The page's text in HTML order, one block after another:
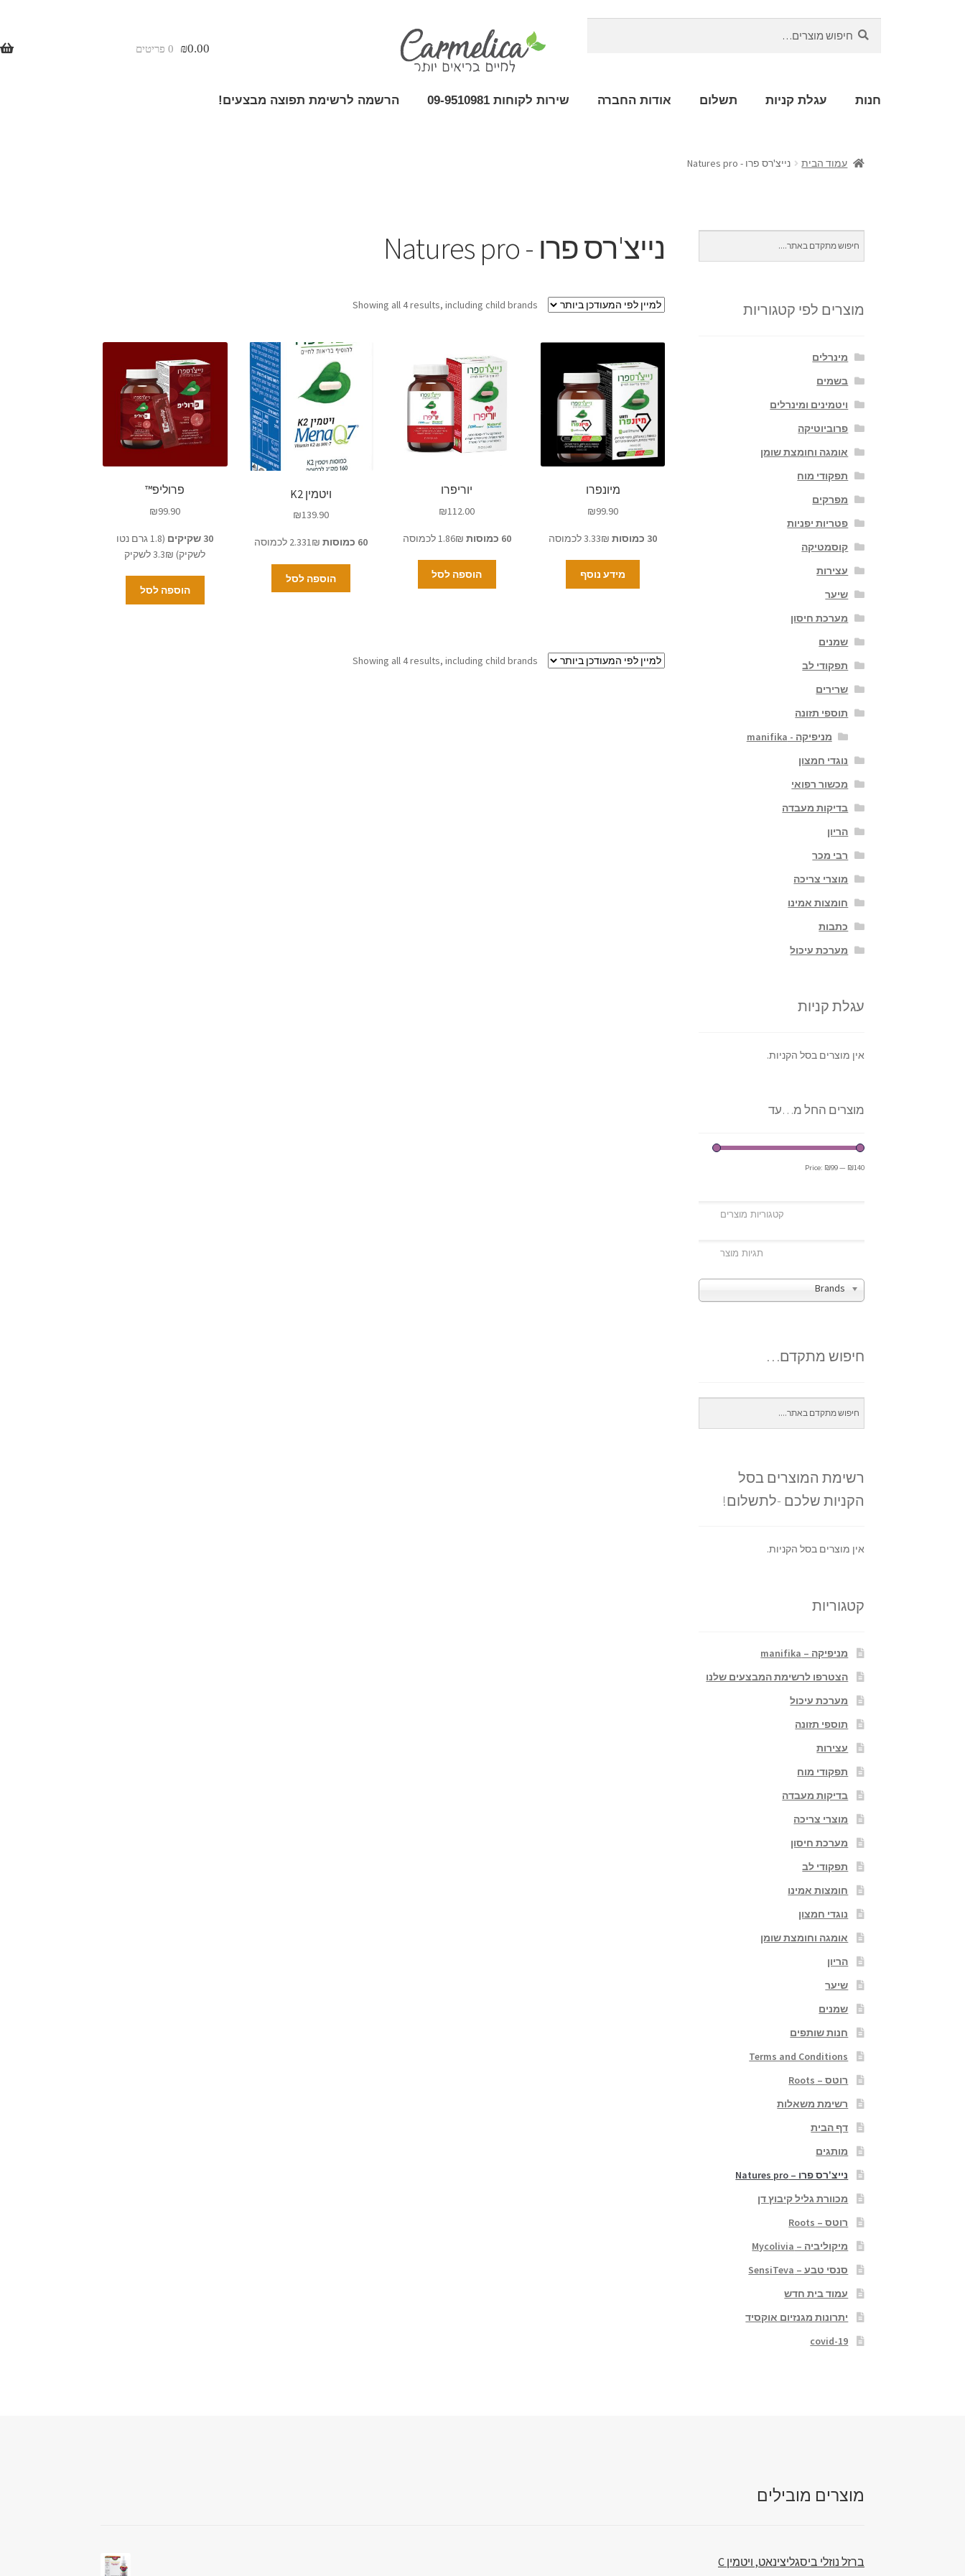
₪0.00 0 פריטים
חנות עגלת קניות תשלום אודות החברה שירות לקוחות 09-9510981 הרשמה לרשימת תפוצה מבצעים!
עמוד הבית נייצ'רס פרו - Natures pro
נייצ'רס פרו - Natures pro
Showing all 4 results, including child brands
מיונפרו
₪99.90
30 כמוסות 3.33₪ לכמוסה
מידע נוסף
יוריפרו
₪112.00
60 כמוסות
הוספה לסל
ויטמין K2
₪139.90
60 כמוסות 2.331₪ לכמוסה
הוספה לסל
פרוליפ™
₪99.90
30 שקיקים
(1.8 גרם נטו
לשקיק) 3.3₪ לשקיק
הוספה לסל
Showing all 4 results, including child brands
מוצרים לפי קטגוריות
מינרלים
בשמים
ויטמינים ומינרלים
פרוביוטיקה
אומגה וחומצת שומן
תפקודי מוח
מפרקים
פטריות יפניות
קוסמטיקה
עצירות
שיער
מערכת חיסון
שמנים
תפקודי לב
שרירים
תוספי תזונה
מניפיקה - manifika
נוגדי חמצון
מכשור רפואי
בדיקות מעבדה
הריון
רבי מכר
מוצרי צריכה
חומצות אמינו
כתבות
מערכת עיכול
עגלת קניות
אין מוצרים בסל הקניות.
מוצרים החל מ…עד
Price: ₪99— ₪140
Brands
חיפוש מתקדם…
רשימת המוצרים בסל
הקניות שלכם -לתשלום!
אין מוצרים בסל הקניות.
קטגוריות
מניפיקה – manifika
הצטרפו לרשימת המבצעים שלנו
מערכת עיכול
תוספי תזונה
עצירות
תפקודי מוח
בדיקות מעבדה
מוצרי צריכה
מערכת חיסון
תפקודי לב
חומצות אמינו
נוגדי חמצון
אומגה וחומצת שומן
הריון
שיער
שמנים
חנות שותפים
Terms and Conditions
רוטס – Roots
רשימת משאלות
דף הבית
מותגים
נייצ'רס פרו – Natures pro
מכוורת גליל קיבוץ דן
רוטס – Roots
מיקוליביה – Mycolivia
סנסי טבע – SensiTeva
עמוד בית חדש
יתרונות מגנזיום אוקסיד
covid-19
מוצרים מובילים
ברזל נוזלי ביסגליצינאט, ויטמין C